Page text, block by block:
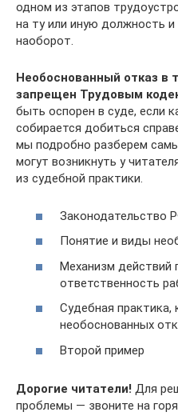
одном из этапов
на ту или иную должность
наоборот.
Необоснованный отказ в
запрещен Трудовым
быть оспорен в суде, если
собирается добиться
мы подробно разберем
могут возникнуть у
из судебной практики.
Законодательство
Понятие и виды
Механизм действий
ответственность
Судебная
необоснованных
Второй пример
Дорогие читатели! Для
проблемы — звоните на